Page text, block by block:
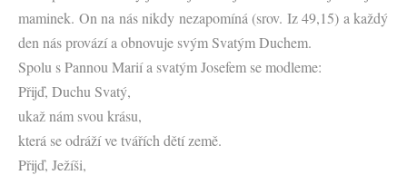
maminek. On na nás nikdy nezapomíná (srov. Iz 49,15) a každý
den nás provází a obnovuje svým Svatým Duchem.
Spolu s Pannou Marií a svatým Josefem se modleme:
Přijď, Duchu Svatý,
ukaž nám svou krásu,
která se odráží ve tvářích dětí země.
Přijď, Ježíši,